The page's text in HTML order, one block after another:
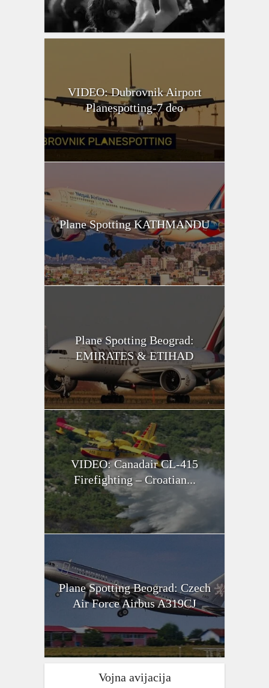
VIDEO: Dubrovnik Airport
Planespotting-7 deo
Plane Spotting KATHMANDU
Plane Spotting Beograd:
EMIRATES & ETIHAD
VIDEO: Canadair CL-415
Firefighting – Croatian...
Plane Spotting Beograd: Czech
Air Force Airbus A319CJ
Vojna avijacija